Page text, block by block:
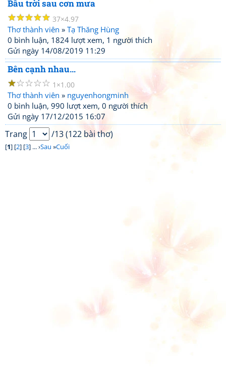
Bầu trời sau cơn mưa
☆
☆
☆
☆
☆ 37 4.97
Thơ thành viên » Tạ Thăng Hùng
0 bình luận, 1824 lượt xem, 1 người thích
Gửi ngày 14/08/2019 11:29
Bên cạnh nhau…
☆
☆
☆
☆
☆ 1 1.00
Thơ thành viên » nguyenhongminh
0 bình luận, 990 lượt xem, 0 người thích
Gửi ngày 17/12/2015 16:07
Trang /13 (122 bài thơ)
[1] [2] [3] ... ›Sau »Cuối